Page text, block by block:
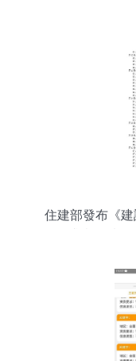
住建部發布《